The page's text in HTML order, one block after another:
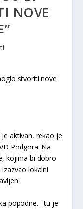
NOVE
aktivan, rekao je
Podgora. Na
kojima bi dobro
lokalni
popodne. I tu je